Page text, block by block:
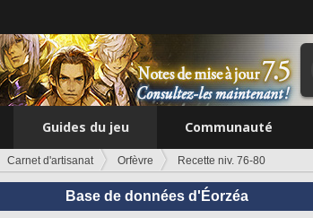
Guides du jeu Communauté
Carnet d'artisanat Orfèvre Recette niv. 76-80
Base de données d'Éorzéa